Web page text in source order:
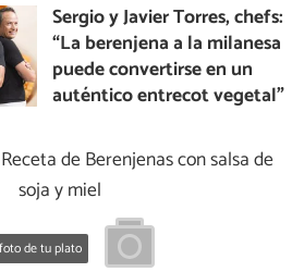
Sergio y Javier Torres, chefs:
“La berenjena a la milanesa
puede convertirse en un
auténtico entrecot vegetal”
Receta de Berenjenas con salsa de
soja y miel
de tu plato